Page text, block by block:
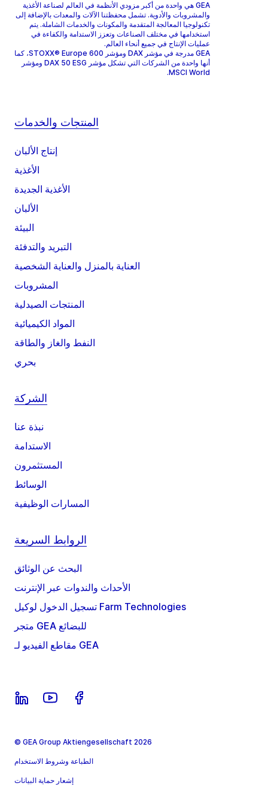
GEA هي واحدة من أكبر مزودي الأنظمة في العالم لصناعة الأغذية
والمشروبات والأدوية. تشمل محفظتنا الآلات والمعدات بالإضافة إلى
تكنولوجيا المعالجة المتقدمة والمكونات والخدمات الشاملة. يتم
استخدامها في مختلف الصناعات وتعزز الاستدامة والكفاءة في
عمليات الإنتاج في جميع أنحاء العالم.
GEA مدرجة في مؤشر DAX ومؤشر STOXX® Europe 600، كما
أنها واحدة من الشركات التي تشكل مؤشر DAX 50 ESG ومؤشر
MSCI World.
المنتجات والخدمات
إنتاج الألبان
الأغذية
الأغذية الجديدة
الألبان
البيئة
التبريد والتدفئة
العناية بالمنزل والعناية الشخصية
المشروبات
المنتجات الصيدلية
المواد الكيميائية
النفط والغاز والطاقة
بحري
الشركة
نبذة عنا
الاستدامة
المستثمرون
الوسائط
المسارات الوظيفية
الروابط السريعة
البحث عن الوثائق
الأحداث والندوات عبر الإنترنت
تسجيل الدخول لوكيل Farm Technologies
متجر GEA للبضائع
مقاطع الفيديو لـ GEA
© GEA Group Aktiengesellschaft 2026
الطباعة وشروط الاستخدام
إشعار حماية البيانات